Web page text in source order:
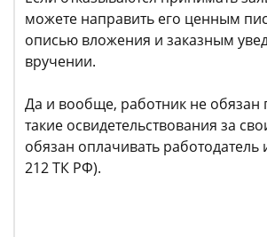
можете направить его ценным
описью вложения и заказным
вручении.
Да и вообще, работник не обязан
такие освидетельствования за
обязан оплачивать работодатель
212 ТК РФ).